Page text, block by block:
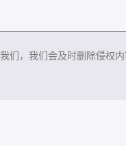
，我们会及时删除侵权内